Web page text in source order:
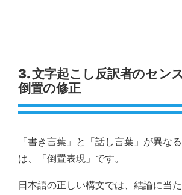
3. 文字起こし反訳者のセン
倒置の修正
「書き言葉」と「話し言葉」が異な
は、「倒置表現」です。
日本語の正しい構文では、結論に当